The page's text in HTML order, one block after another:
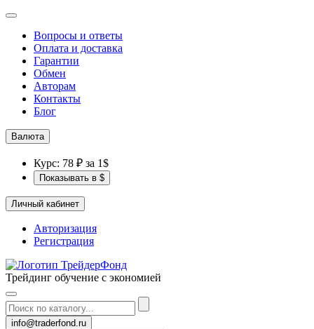
Вопросы и ответы
Оплата и доставка
Гарантии
Обмен
Авторам
Контакты
Блог
Валюта
Курс: 78 ₽ за 1$
Показывать в $
Личный кабинет
Авторизация
Регистрация
Трейдинг обучение с экономией
info@traderfond.ru